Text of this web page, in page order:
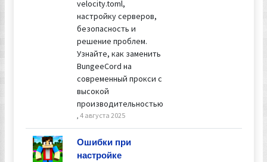
velocity.toml,
настройку серверов,
безопасность и
решение проблем.
Узнайте, как заменить
BungeeCord на
современный прокси с
высокой
производительностью
, 4 августа 2025
Ошибки при
настройке